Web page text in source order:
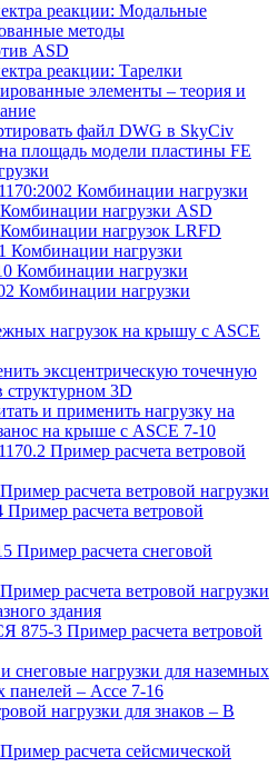
реакции: Модальные
методы
ASD
реакции: Тарелки
элементы – теория и
файл DWG в SkyCiv
площадь модели пластины FE
Комбинации нагрузки
нагрузки ASD
нагрузок LRFD
Комбинации нагрузки
Комбинации нагрузки
Комбинации нагрузки
нагрузок на крышу с ASCE
эксцентрическую точечную
структурном 3D
и применить нагрузку на
на крыше с ASCE 7-10
Пример расчета ветровой
расчета ветровой нагрузки
Пример расчета ветровой
Пример расчета снеговой
расчета ветровой нагрузки
здания
3 Пример расчета ветровой
снеговые нагрузки для наземных
панелей – Ассе 7-16
нагрузки для знаков – В
расчета сейсмической